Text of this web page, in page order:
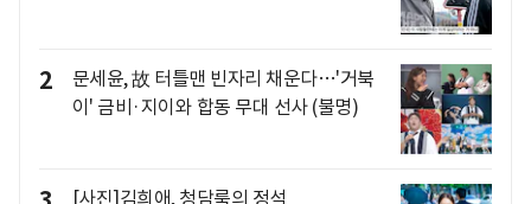
2
문세윤, 故 터틀맨 빈자리 채운다…'거북
이' 금비·지이와 합동 무대 선사 (불명)
[사진]김희애, 청담룩의 정석